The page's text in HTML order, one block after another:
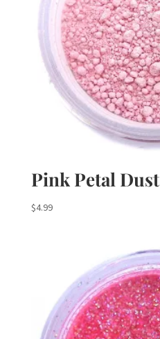
Pink Petal Dust
$4.99